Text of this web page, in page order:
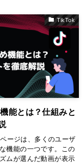
TikTok
能とは？仕組みと
ージは、多くのユーザ
機能の一つです。この
ムが選んだ動画が表示